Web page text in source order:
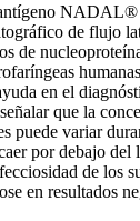
de flujo
de
en el
que la
puede variar
por debajo del
de los
en resultados